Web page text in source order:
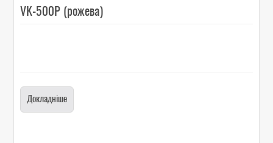
VK-500P (рожева)
Докладніше